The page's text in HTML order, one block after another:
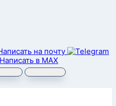
на почту
Написать в MAX